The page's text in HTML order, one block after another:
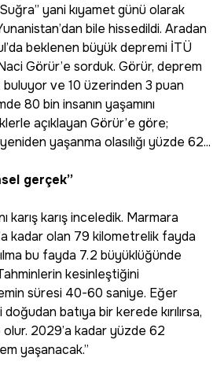
yani kıyamet günü olarak
bile hissedildi. Aradan
beklenen büyük depremi İTÜ
Görür’e sorduk. Görür, deprem
buluyor ve 10 üzerinden 3 puan
80 bin insanın yaşamını
açıklayan Görür’e göre;
yaşanma olasılığı yüzde 62...
gerçek”
karış karış inceledik. Marmara
kadar olan 79 kilometrelik fayda
bu fayda 7.2 büyüklüğünde
kesinleştiğini
süresi 40-60 saniye. Eğer
batıya bir kerede kırılırsa,
2029’a kadar yüzde 62
yaşanacak.”